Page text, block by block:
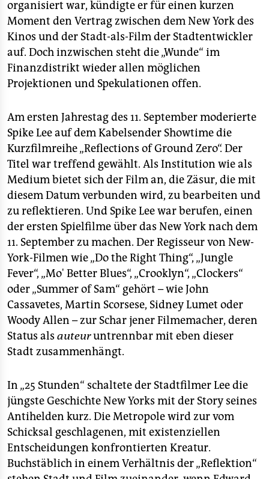
organisiert war, kündigte er für einen kurzen
Moment den Vertrag zwischen dem New York des
Kinos und der Stadt-als-Film der Stadtentwickler
auf. Doch inzwischen steht die „Wunde“ im
Finanzdistrikt wieder allen möglichen
Projektionen und Spekulationen offen.
Am ersten Jahrestag des 11. September moderierte
Spike Lee auf dem Kabelsender Showtime die
Kurzfilmreihe „Reflections of Ground Zero“. Der
Titel war treffend gewählt. Als Institution wie als
Medium bietet sich der Film an, die Zäsur, die mit
diesem Datum verbunden wird, zu bearbeiten und
zu reflektieren. Und Spike Lee war berufen, einen
der ersten Spielfilme über das New York nach dem
11. September zu machen. Der Regisseur von New-
York-Filmen wie „Do the Right Thing“, „Jungle
Fever“, „Mo' Better Blues“, „Crooklyn“, „Clockers“
oder „Summer of Sam“ gehört – wie John
Cassavetes, Martin Scorsese, Sidney Lumet oder
Woody Allen – zur Schar jener Filmemacher, deren
Status als auteuruntrennbar mit eben dieser
Stadt zusammenhängt.
In „25 Stunden“ schaltete der Stadtfilmer Lee die
jüngste Geschichte New Yorks mit der Story seines
Antihelden kurz. Die Metropole wird zur vom
Schicksal geschlagenen, mit existenziellen
Entscheidungen konfrontierten Kreatur.
Buchstäblich in einem Verhältnis der „Reflektion“